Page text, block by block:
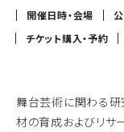
開催日時・会場
チケット購入・予約
舞台芸術に関わる研
材の育成およびリサ